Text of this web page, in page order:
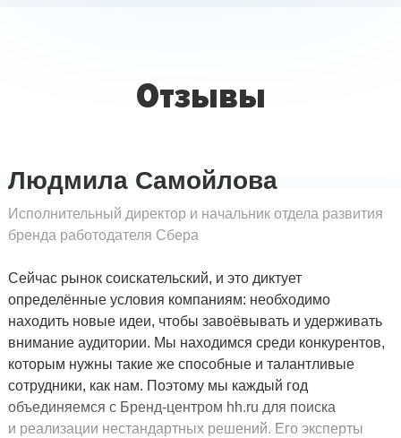
Отзывы
Людмила Самойлова
Исполнительный директор и начальник отдела развития
бренда работодателя Сбера
Сейчас рынок соискательский, и это диктует
определённые условия компаниям: необходимо
находить новые идеи, чтобы завоёвывать и удерживать
внимание аудитории. Мы находимся среди конкурентов,
которым нужны такие же способные и талантливые
сотрудники, как нам. Поэтому мы каждый год
объединяемся с Бренд-центром hh.ru для поиска
и реализации нестандартных решений. Его эксперты